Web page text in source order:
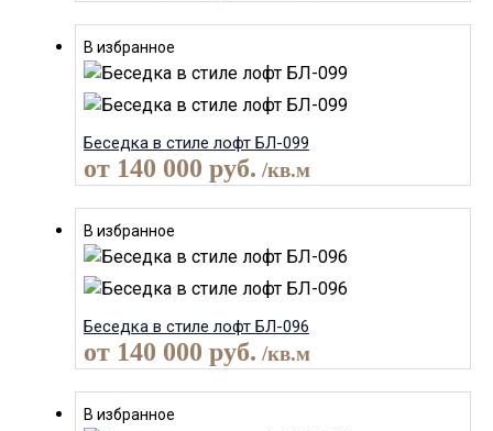
В избранное
Беседка в стиле лофт БЛ-099
от 140 000 руб. /кв.м
В избранное
Беседка в стиле лофт БЛ-096
от 140 000 руб. /кв.м
В избранное